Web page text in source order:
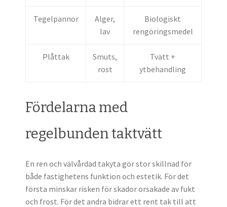
Tegelpannor
Alger,
lav
Biologiskt
rengöringsmedel
Plåttak
Smuts,
rost
Tvätt +
ytbehandling
Fördelarna med
regelbunden taktvätt
En ren och välvårdad takyta gör stor skillnad för
både fastighetens funktion och estetik. För det
första minskar risken för skador orsakade av fukt
och frost. För det andra bidrar ett rent tak till att